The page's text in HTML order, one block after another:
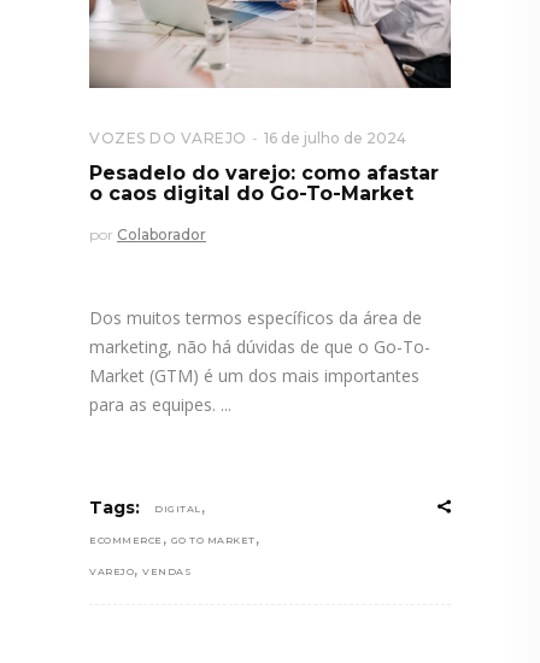
VOZES DO VAREJO 16 de julho de 2024
Pesadelo do varejo: como afastar
o caos digital do Go-To-Market
por Colaborador
Dos muitos termos específicos da área de
marketing, não há dúvidas de que o Go-To-
Market (GTM) é um dos mais importantes
para as equipes.
Tags: DIGITAL ,
ECOMMERCE , GO TO MARKET ,
VAREJO, VENDAS